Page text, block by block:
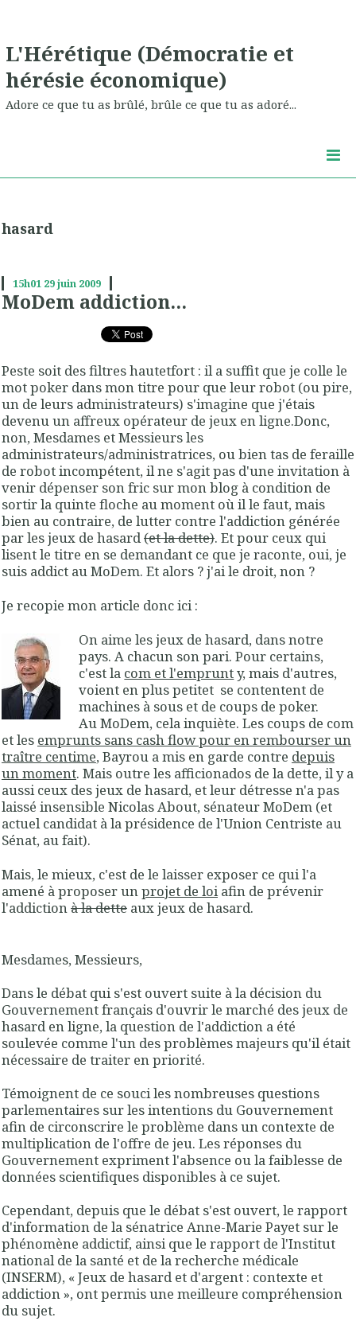
L'Hérétique (Démocratie et
hérésie économique)
Adore ce que tu as brûlé, brûle ce que tu as adoré...
hasard
15h01 29juin 2009
MoDem addiction...
Peste soit des filtres hautetfort : il a suffit que je colle le
mot poker dans mon titre pour que leur robot (ou pire,
un de leurs administrateurs) s'imagine que j'étais
devenu un affreux opérateur de jeux en ligne.Donc,
non, Mesdames et Messieurs les
administrateurs/administratrices, ou bien tas de feraille
de robot incompétent, il ne s'agit pas d'une invitation à
venir dépenser son fric sur mon blog à condition de
sortir la quinte floche au moment où il le faut, mais
bien au contraire, de lutter contre l'addiction générée
par les jeux de hasard (et la dette). Et pour ceux qui
lisent le titre en se demandant ce que je raconte, oui, je
suis addict au MoDem. Et alors ? j'ai le droit, non ?
Je recopie mon article donc ici :
On aime les jeux de hasard, dans notre
pays. A chacun son pari. Pour certains,
c'est la com et l'emprunty, mais d'autres,
voient en plus petitet se contentent de
machines à sous et de coups de poker.
Au MoDem, cela inquiète. Les coups de com
et les emprunts sans cash flow pour en rembourser un
traître centime, Bayrou a mis en garde contre depuis
un moment. Mais outre les afficionados de la dette, il y a
aussi ceux des jeux de hasard, et leur détresse n'a pas
laissé insensible Nicolas About, sénateur MoDem (et
actuel candidat à la présidence de l'Union Centriste au
Sénat, au fait).
Mais, le mieux, c'est de le laisser exposer ce qui l'a
amené à proposer unprojet de loiafin de prévenir
l'addictionà la dette aux jeux de hasard.
Mesdames, Messieurs,
Dans le débat qui s'est ouvert suite à la décision du
Gouvernement français d'ouvrir le marché des jeux de
hasard en ligne, la question de l'addiction a été
soulevée comme l'un des problèmes majeurs qu'il était
nécessaire de traiter en priorité.
Témoignent de ce souci les nombreuses questions
parlementaires sur les intentions du Gouvernement
afin de circonscrire le problème dans un contexte de
multiplication de l'offre de jeu. Les réponses du
Gouvernement expriment l'absence ou la faiblesse de
données scientifiques disponibles à ce sujet.
Cependant, depuis que le débat s'est ouvert, le rapport
d'information de la sénatrice Anne-Marie Payet sur le
phénomène addictif, ainsi que le rapport de l'Institut
national de la santé et de la recherche médicale
(INSERM), « Jeux de hasard et d'argent : contexte et
addiction », ont permis une meilleure compréhension
du sujet.